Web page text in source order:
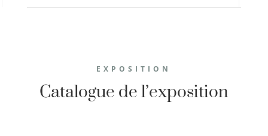
EXPOSITION
Catalogue de l’exposition